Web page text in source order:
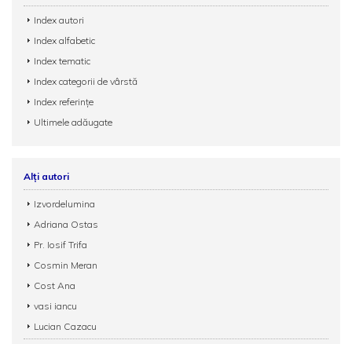
Index autori
Index alfabetic
Index tematic
Index categorii de vârstă
Index referințe
Ultimele adăugate
Alți autori
Izvordelumina
Adriana Ostas
Pr. Iosif Trifa
Cosmin Meran
Cost Ana
vasi iancu
Lucian Cazacu